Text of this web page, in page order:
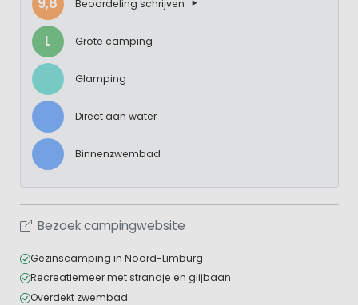
Beoordeling schrijven
L Grote camping
Glamping
Direct aan water
Binnenzwembad
Bezoek campingwebsite
Gezinscamping in Noord-Limburg
Recreatiemeer met strandje en glijbaan
Overdekt zwembad